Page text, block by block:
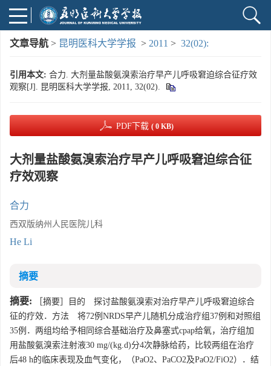
文章导航 > 昆明医科大学学报 > 2011 > 32(02):
引用本文: 合力. 大剂量盐酸氨溴索治疗早产儿呼吸窘迫综合征疗效
观察[J]. 昆明医科大学学报, 2011, 32(02).
PDF下载 ( 0 KB)
大剂量盐酸氨溴索治疗早产儿呼吸窘迫综合征
疗效观察
合力
西双版纳州人民医院儿科
He Li
摘要
摘要: ［摘要］目的 探讨盐酸氨溴索对治疗早产儿呼吸窘迫综合
征的疗效．方法 将72例NRDS早产儿随机分成治疗组37例和对照组
35例．两组均给予相同综合基础治疗及鼻塞式cpap给氧，治疗组加
用盐酸氨溴索注射液30 mg/(kg.d)分4次静脉给药，比较两组在治疗
后48 h的临床表现及血气变化，（PaO2、PaCO2及PaO2/FiO2）．结